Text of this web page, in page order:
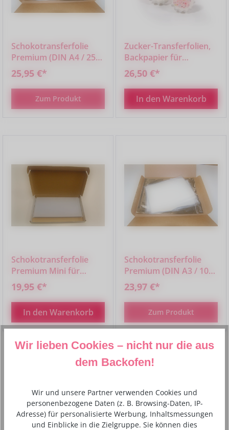
Schokotransferfolie
Premium (DIN A4 / 25
Blatt)
25,95 €*
Zum Produkt
Zucker-Transferfolien,
Backpapier für
Meringue - blanko - 25
Blatt -
26,50 €*
In den Warenkorb
Schokotransferfolie
Premium Mini für
Schokoformen 25 Stück
19,95 €*
In den Warenkorb
Schokotransferfolie
Premium (DIN A3 / 10
Blatt)
23,97 €*
Zum Produkt
Produktgalerie überspringen
Aktuelle Angebote
Wir lieben Cookies – nicht nur die aus
dem Backofen!
Wir und unsere Partner verwenden Cookies und
personenbezogene Daten (z. B. Browsing-Daten, IP-
Adresse) für personalisierte Werbung, Inhaltsmessungen
und Einblicke in die Zielgruppe. Sie können dies